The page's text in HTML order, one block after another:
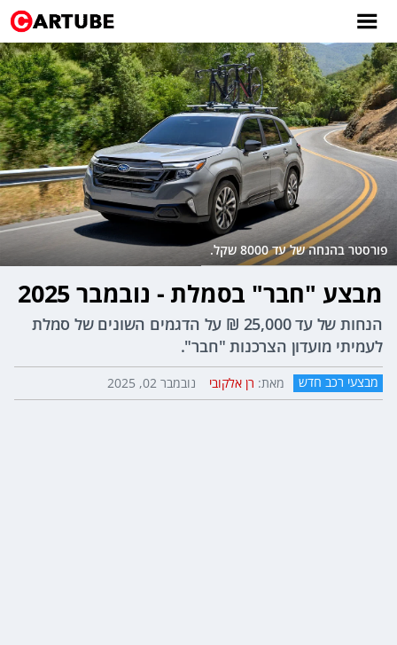
פורסטר בהנחה של עד 8000 שקל.
מבצע "חבר" בסמלת - נובמבר 2025
הנחות של עד 25,000 ₪ על הדגמים השונים של סמלת
לעמיתי מועדון הצרכנות "חבר".
מבצעי רכב חדש מאת: רן אלקובי נובמבר 02, 2025